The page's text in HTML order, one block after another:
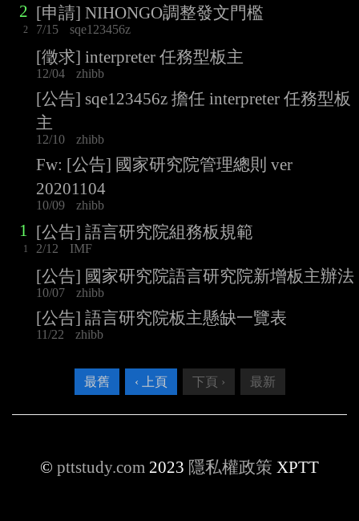
2
2
[申請] NIHONGO調整發文門檻
7/15 sqe123456z
[徵求] interpreter 任務型板主
12/04 zhibb
[公告] sqe123456z 擔任 interpreter 任務型板
主
12/10 zhibb
Fw: [公告] 國家研究院管理總則 ver
20201104
10/09 zhibb
1
1
[公告] 語言研究院組務板規範
2/12 IMF
[公告] 國家研究院語言研究院新增板主辦法
10/07 zhibb
[公告] 語言研究院板主懸缺一覽表
11/22 zhibb
最舊 ‹ 上頁 下頁 › 最新
© pttstudy.com 2023 隱私權政策 XPTT